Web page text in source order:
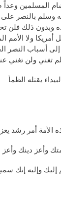
المسلمين
وسلم بالنصر
وبدون ذلك فلن
أمريكا ولا الأمم
إلى أسباب
تغني ولن تغني
البيداء
الأمة أمر رشد
وأعز دينك
إليك وإليه إنك